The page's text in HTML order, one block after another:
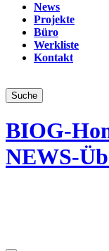
News
Projekte
Büro
Werkliste
Kontakt
BIOG-
NEWS-